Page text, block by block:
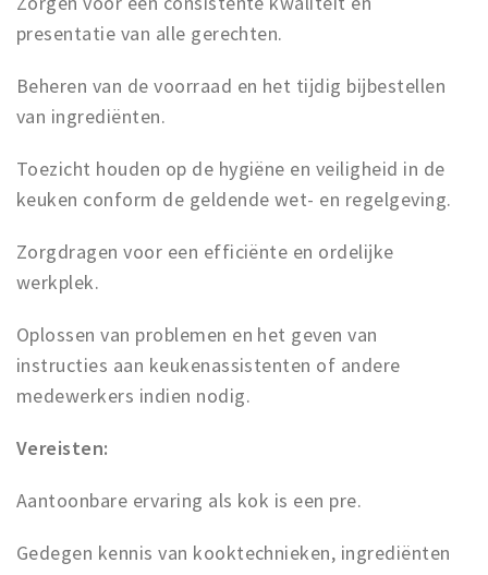
presentatie van alle gerechten.
Beheren van de voorraad en het tijdig bijbestellen
van ingrediënten.
Toezicht houden op de hygiëne en veiligheid in de
keuken conform de geldende wet- en regelgeving.
Zorgdragen voor een efficiënte en ordelijke
werkplek.
Oplossen van problemen en het geven van
instructies aan keukenassistenten of andere
medewerkers indien nodig.
Vereisten:
Aantoonbare ervaring als kok is een pre.
Gedegen kennis van kooktechnieken, ingrediënten